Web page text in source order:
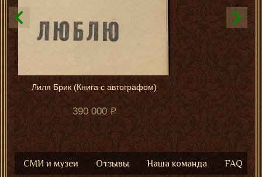
Лиля Брик (Книга с автографом)
390 000
СМИ и музеи Отзывы Наша команда FAQ